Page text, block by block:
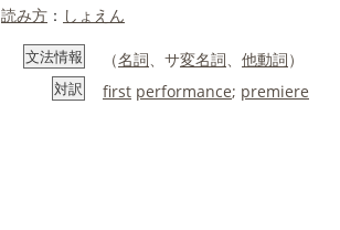
読み方 ： しょえん
文法情報 （名詞 、サ変名詞 他動詞）
対訳 first performance; premiere